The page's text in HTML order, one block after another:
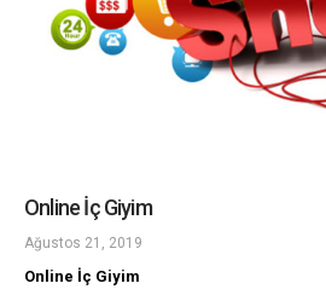
Online İç Giyim
Ağustos 21, 2019
Online İç Giyim